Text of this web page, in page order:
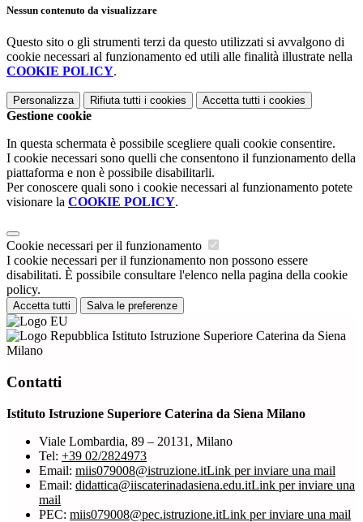
Nessun contenuto da visualizzare
Questo sito o gli strumenti terzi da questo utilizzati si avvalgono di
cookie necessari al funzionamento ed utili alle finalità illustrate nella
COOKIE POLICY.
Personalizza Rifiuta tutti i cookies Accetta tutti i cookies
Gestione cookie
In questa schermata è possibile scegliere quali cookie consentire.
I cookie necessari sono quelli che consentono il funzionamento della
piattaforma e non è possibile disabilitarli.
Per conoscere quali sono i cookie necessari al funzionamento potete
visionare la COOKIE POLICY.
Cookie necessari per il funzionamento
I cookie necessari per il funzionamento non possono essere
disabilitati. È possibile consultare l'elenco nella pagina della cookie
policy.
Accetta tutti Salva le preferenze
Istituto Istruzione Superiore Caterina da Siena
Milano
Contatti
Istituto Istruzione Superiore Caterina da Siena Milano
Viale Lombardia, 89 – 20131, Milano
Tel: +39 02/2824973
Email: miis079008@istruzione.itLink per inviare una mail
Email: didattica@iiscaterinadasiena.edu.itLink per inviare una
mail
PEC: miis079008@pec.istruzione.itLink per inviare una mail